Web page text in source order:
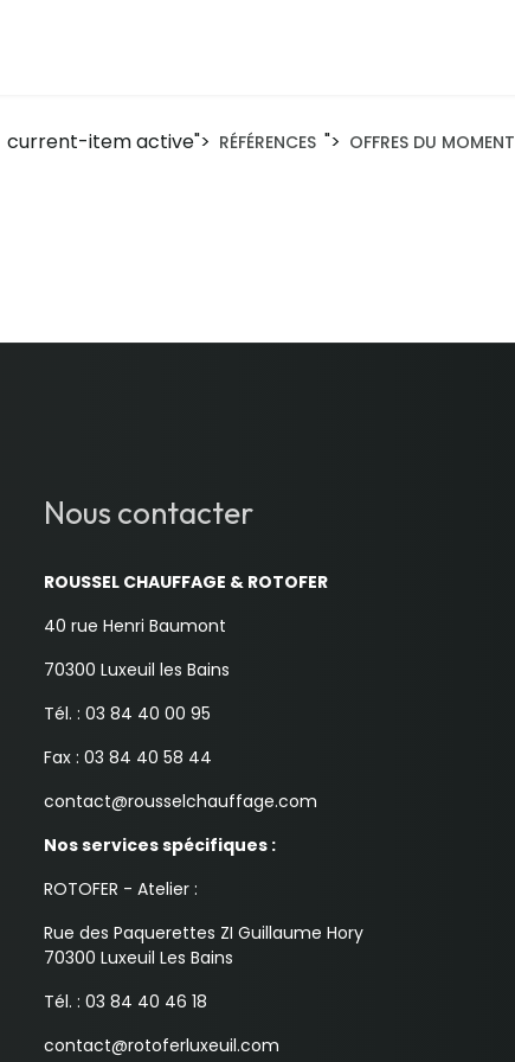
current-item active"> RÉFÉRENCES "> OFFRES DU MOMENT
Nous contacter
ROUSSEL CHAUFFAGE & ROTOFER
40 rue Henri Baumont
70300 Luxeuil les Bains
Tél. : 03 84 40 00 95
Fax : 03 84 40 58 44
contact@rousselchauffage.com
Nos services spécifiques :
ROTOFER - Atelier :
Rue des Paquerettes ZI Guillaume Hory
70300 Luxeuil Les Bains
Tél. : 03 84 40 46 18
contact@rotoferluxeuil.com